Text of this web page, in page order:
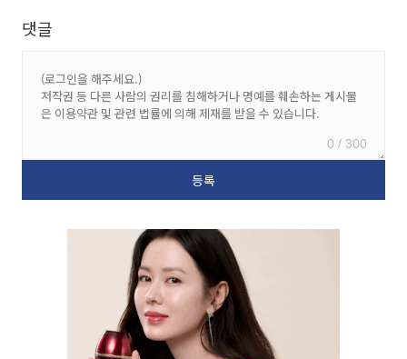
댓글
0 / 300